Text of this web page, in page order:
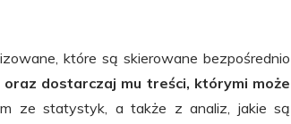
które są skierowane bezpośrednio
dostarczaj mu treści, którymi może
ze statystyk, a także z analiz, jakie są